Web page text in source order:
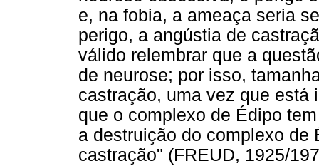
e, na fobia, a ameaça seria
perigo, a angústia de
válido relembrar que a
de neurose; por isso,
castração, uma vez que está
que o complexo de Édipo
a destruição do complexo de
castração" (FREUD, 1925/